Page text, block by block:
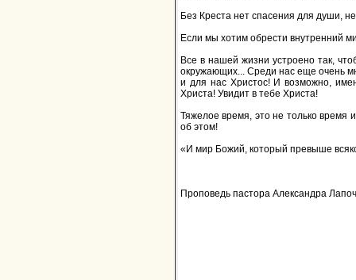
Без Креста нет спасения для души,
Если мы хотим обрести внутренний
Все в нашей жизни устроено так,
окружающих... Среди нас еще очень
и для нас Христос! И возможно,
Христа! Увидит в тебе Христа!
Тяжелое время, это не только время
об этом!
«И мир Божий, который превыше
Проповедь пастора Александра